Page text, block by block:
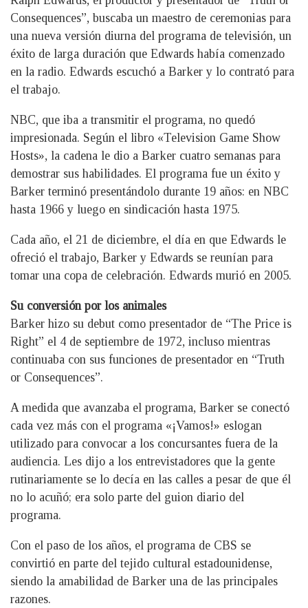
Consequences”, buscaba un maestro de ceremonias para
una nueva versión diurna del programa de televisión, un
éxito de larga duración que Edwards había comenzado
en la radio. Edwards escuchó a Barker y lo contrató para
el trabajo.
NBC, que iba a transmitir el programa, no quedó
impresionada. Según el libro «Television Game Show
Hosts», la cadena le dio a Barker cuatro semanas para
demostrar sus habilidades. El programa fue un éxito y
Barker terminó presentándolo durante 19 años: en NBC
hasta 1966 y luego en sindicación hasta 1975.
Cada año, el 21 de diciembre, el día en que Edwards le
ofreció el trabajo, Barker y Edwards se reunían para
tomar una copa de celebración. Edwards murió en 2005.
Su conversión por los animales
Barker hizo su debut como presentador de “The Price is
Right” el 4 de septiembre de 1972, incluso mientras
continuaba con sus funciones de presentador en “Truth
or Consequences”.
A medida que avanzaba el programa, Barker se conectó
cada vez más con el programa «¡Vamos!» eslogan
utilizado para convocar a los concursantes fuera de la
audiencia. Les dijo a los entrevistadores que la gente
rutinariamente se lo decía en las calles a pesar de que él
no lo acuñó; era solo parte del guion diario del
programa.
Con el paso de los años, el programa de CBS se
convirtió en parte del tejido cultural estadounidense,
siendo la amabilidad de Barker una de las principales
razones.